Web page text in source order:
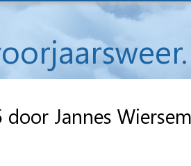
door Jannes